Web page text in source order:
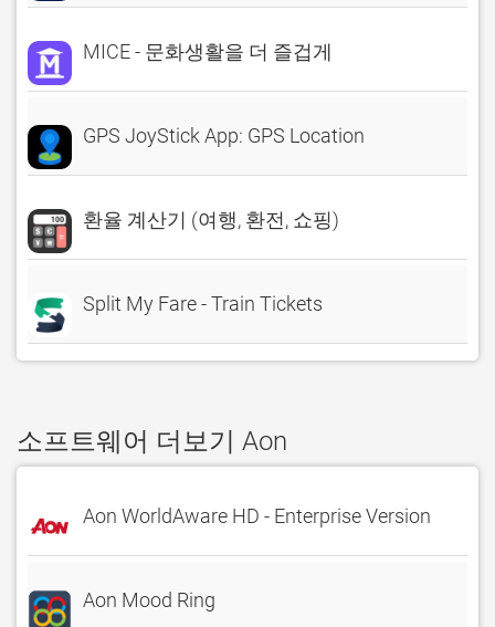
MICE - 문화생활을 더 즐겁게
GPS JoyStick App: GPS Location
환율 계산기 (여행, 환전, 쇼핑)
Split My Fare - Train Tickets
소프트웨어 더보기 Aon
Aon WorldAware HD - Enterprise Version
Aon Mood Ring